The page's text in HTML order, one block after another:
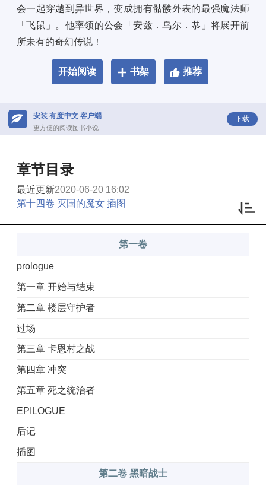
会一起穿越到异世界，变成拥有骷髅外表的最强魔法师
「飞鼠」。他率领的公会「安兹．乌尔．恭」将展开前
所未有的奇幻传说！
开始阅读 书架 推荐
安装 有度中文 客户端
更方便的阅读图书小说
下载
章节目录
最近更新2020-06-20 16:02
第十四卷 灭国的魔女 插图
第一卷
prologue
第一章 开始与结束
第二章 楼层守护者
过场
第三章 卡恩村之战
第四章 冲突
第五章 死之统治者
EPILOGUE
后记
插图
第二卷 黑暗战士